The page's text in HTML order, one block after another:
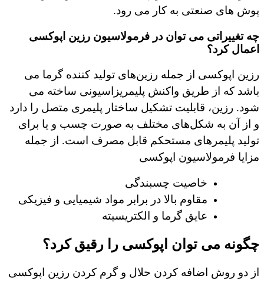
پوش های صنعتی به کار می رود.
چه تغییراتی می توان در فرمولاسیون رزین اپوکسی
اعمال کرد؟
رزین اپوکسی از جمله رزین‌های تولید کننده گرما می
باشد که از طریق واکنش پلیمریزاسیونی ساخته می
شود. رزین، قابلیت تشکیل ساختار پلیمری متصل را دارد
و از آن به شکل‌های مختلف به صورت چسب و یا برای
تولید پلیمرهای مستحکم قابل مصرف است. از جمله
مزایا فرمولاسیون اپوکسی
خاصیت چسبندگی
مقاوم بالا در برابر مواد شیمیایی و فیزیکی
عایق گرما و الکتریسیته
چگونه می توان اپوکسی را رقیق کرد؟
از دو روش اضافه کردن حلال و گرم کردن رزین اپوکسی